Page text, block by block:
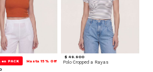
en PACK Hasta 15% Off
$ 49.900
Polo Cropped a Rayas